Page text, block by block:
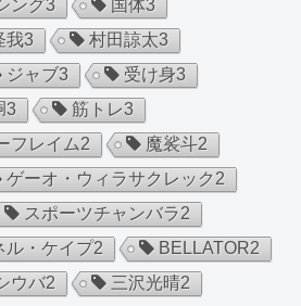
ング3 国体3
我3 村田諒太3
ジャブ3 受け身3
3 筋トレ3
フレイム2 魔裟斗2
ゲーオ・ウィラサクレック2
スポーツチャンバラ2
ル・ケイプ2 BELLATOR2
ウバ2 三沢光晴2